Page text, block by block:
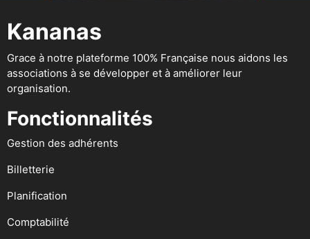
Kananas
Grace à notre plateforme 100% Française nous aidons les
associations à se développer et à améliorer leur
organisation.
Fonctionnalités
Gestion des adhérents
Billetterie
Planification
Comptabilité